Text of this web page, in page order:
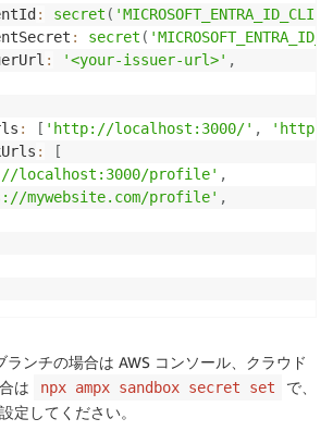
: secret (
: secret (
: '<your-issuer-url>' ,
: [ 'http://localhost:3000/' ,
:
[
localhost:3000/profile' ,
mywebsite.com/profile' ,
ランチの場合は AWS コンソール、クラウド
は
npx ampx sandbox secret set
で、
定してください。